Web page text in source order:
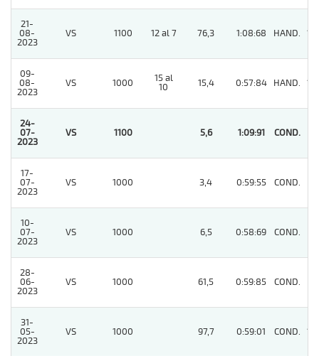
21-
08-
2023
VS 1100 12 al 7 76,3 1:08:68 HAND. 13
09-
08-
2023
VS 1000
15 al
10
15,4 0:57:84 HAND. 12
24-
07-
2023
VS 1100 5,6 1:09:91 COND.
17-
07-
2023
VS 1000 3,4 0:59:55 COND.
10-
07-
2023
VS 1000 6,5 0:58:69 COND.
28-
06-
2023
VS 1000 61,5 0:59:85 COND.
31-
05-
2023
VS 1000 97,7 0:59:01 COND. 12